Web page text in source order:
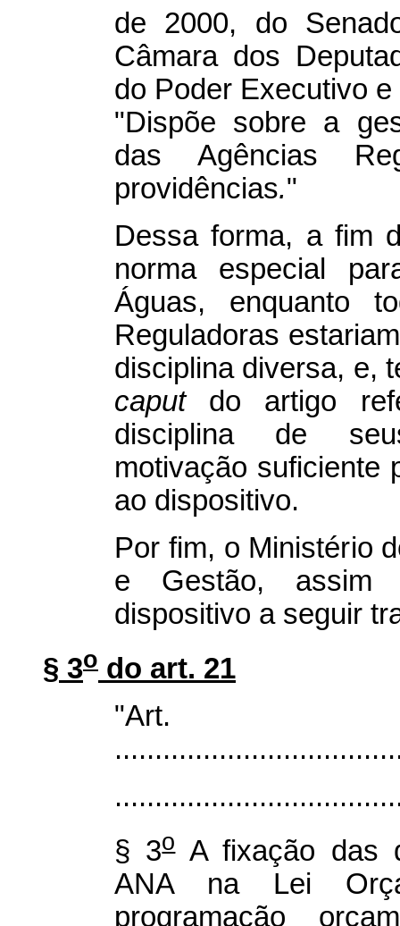
de 2000, do
Câmara dos
do Poder Executivo
"Dispõe sobre a
das Agências
providências."
Dessa forma, a fim
norma especial
Águas, enquanto
Reguladoras
disciplina diversa, e,
caputdo artigo
disciplina de
motivação suficiente
ao dispositivo.
Por fim, o Ministério
e Gestão, assim
dispositivo a seguir
§ 3o do art. 21
§ 3oA fixação das
ANA na Lei
programação